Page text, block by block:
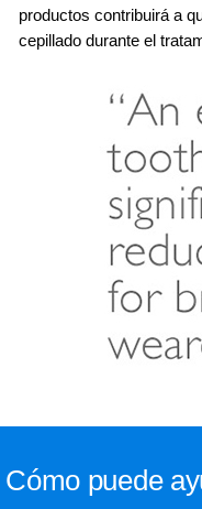
productos contribuirá a
cepillado durante el
Cómo puede